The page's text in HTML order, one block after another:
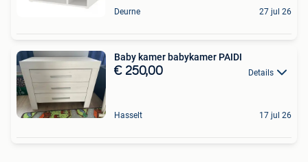
Deurne 27 jul 26
Baby kamer babykamer PAIDI
€ 250,00 Details
Hasselt 17 jul 26